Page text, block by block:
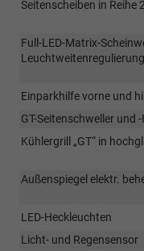
Seitenscheiben in Reihe
Full-LED-Matrix-
Einparkhilfe vorne und
GT-Seitenschweller und
Kühlergrill „GT“ in
Außenspiegel elektr.
LED-Heckleuchten
Licht- und Regensensor